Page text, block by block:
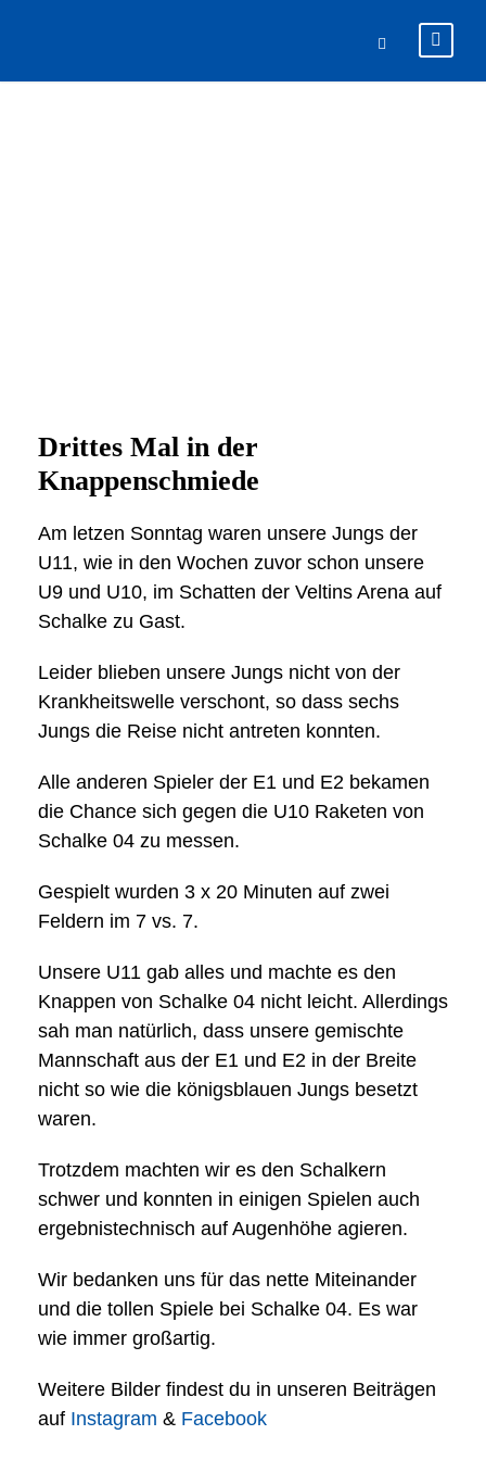
Drittes Mal in der
Knappenschmiede
Am letzen Sonntag waren unsere Jungs der
U11, wie in den Wochen zuvor schon unsere
U9 und U10, im Schatten der Veltins Arena auf
Schalke zu Gast.
Leider blieben unsere Jungs nicht von der
Krankheitswelle verschont, so dass sechs
Jungs die Reise nicht antreten konnten.
Alle anderen Spieler der E1 und E2 bekamen
die Chance sich gegen die U10 Raketen von
Schalke 04 zu messen.
Gespielt wurden 3 x 20 Minuten auf zwei
Feldern im 7 vs. 7.
Unsere U11 gab alles und machte es den
Knappen von Schalke 04 nicht leicht. Allerdings
sah man natürlich, dass unsere gemischte
Mannschaft aus der E1 und E2 in der Breite
nicht so wie die königsblauen Jungs besetzt
waren.
Trotzdem machten wir es den Schalkern
schwer und konnten in einigen Spielen auch
ergebnistechnisch auf Augenhöhe agieren.
Wir bedanken uns für das nette Miteinander
und die tollen Spiele bei Schalke 04. Es war
wie immer großartig.
Weitere Bilder findest du in unseren Beiträgen
auf Instagram & Facebook